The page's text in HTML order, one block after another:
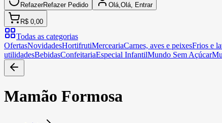
RefazerRefazer Pedido Olá, Olá, Entrar
R$ 0,00
Todas as categorias
OfertasNovidadesHortifrutiMerceariaCarnes, aves e peixesFrios e
utilidadesBebidasConfeitariaEspecial InfantilMundo Sem Açúcar
Mamão Formosa